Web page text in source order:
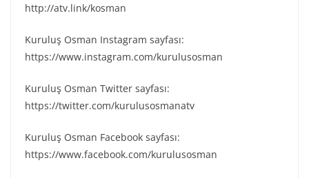
http://atv.link/kosman
Kuruluş Osman Instagram sayfası:
https://www.instagram.com/kurulusosman
Kuruluş Osman Twitter sayfası:
https://twitter.com/kurulusosmanatv
Kuruluş Osman Facebook sayfası:
https://www.facebook.com/kurulusosman